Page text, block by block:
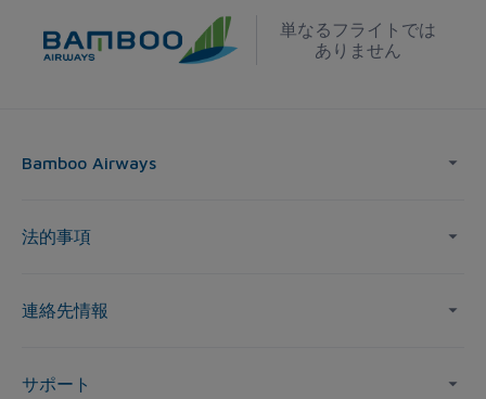
単なるフライトでは
ありません
Bamboo Airways
法的事項
連絡先情報
サポート